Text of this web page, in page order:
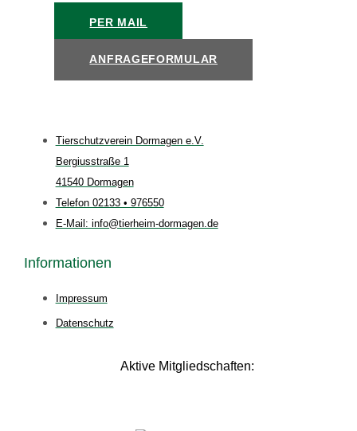
PER MAIL
ANFRAGEFORMULAR
Tierschutzverein Dormagen e.V.
Bergiusstraße 1
41540 Dormagen
Telefon 02133 • 976550
E-Mail: info@tierheim-dormagen.de
Informationen
Impressum
Datenschutz
Aktive Mitgliedschaften: